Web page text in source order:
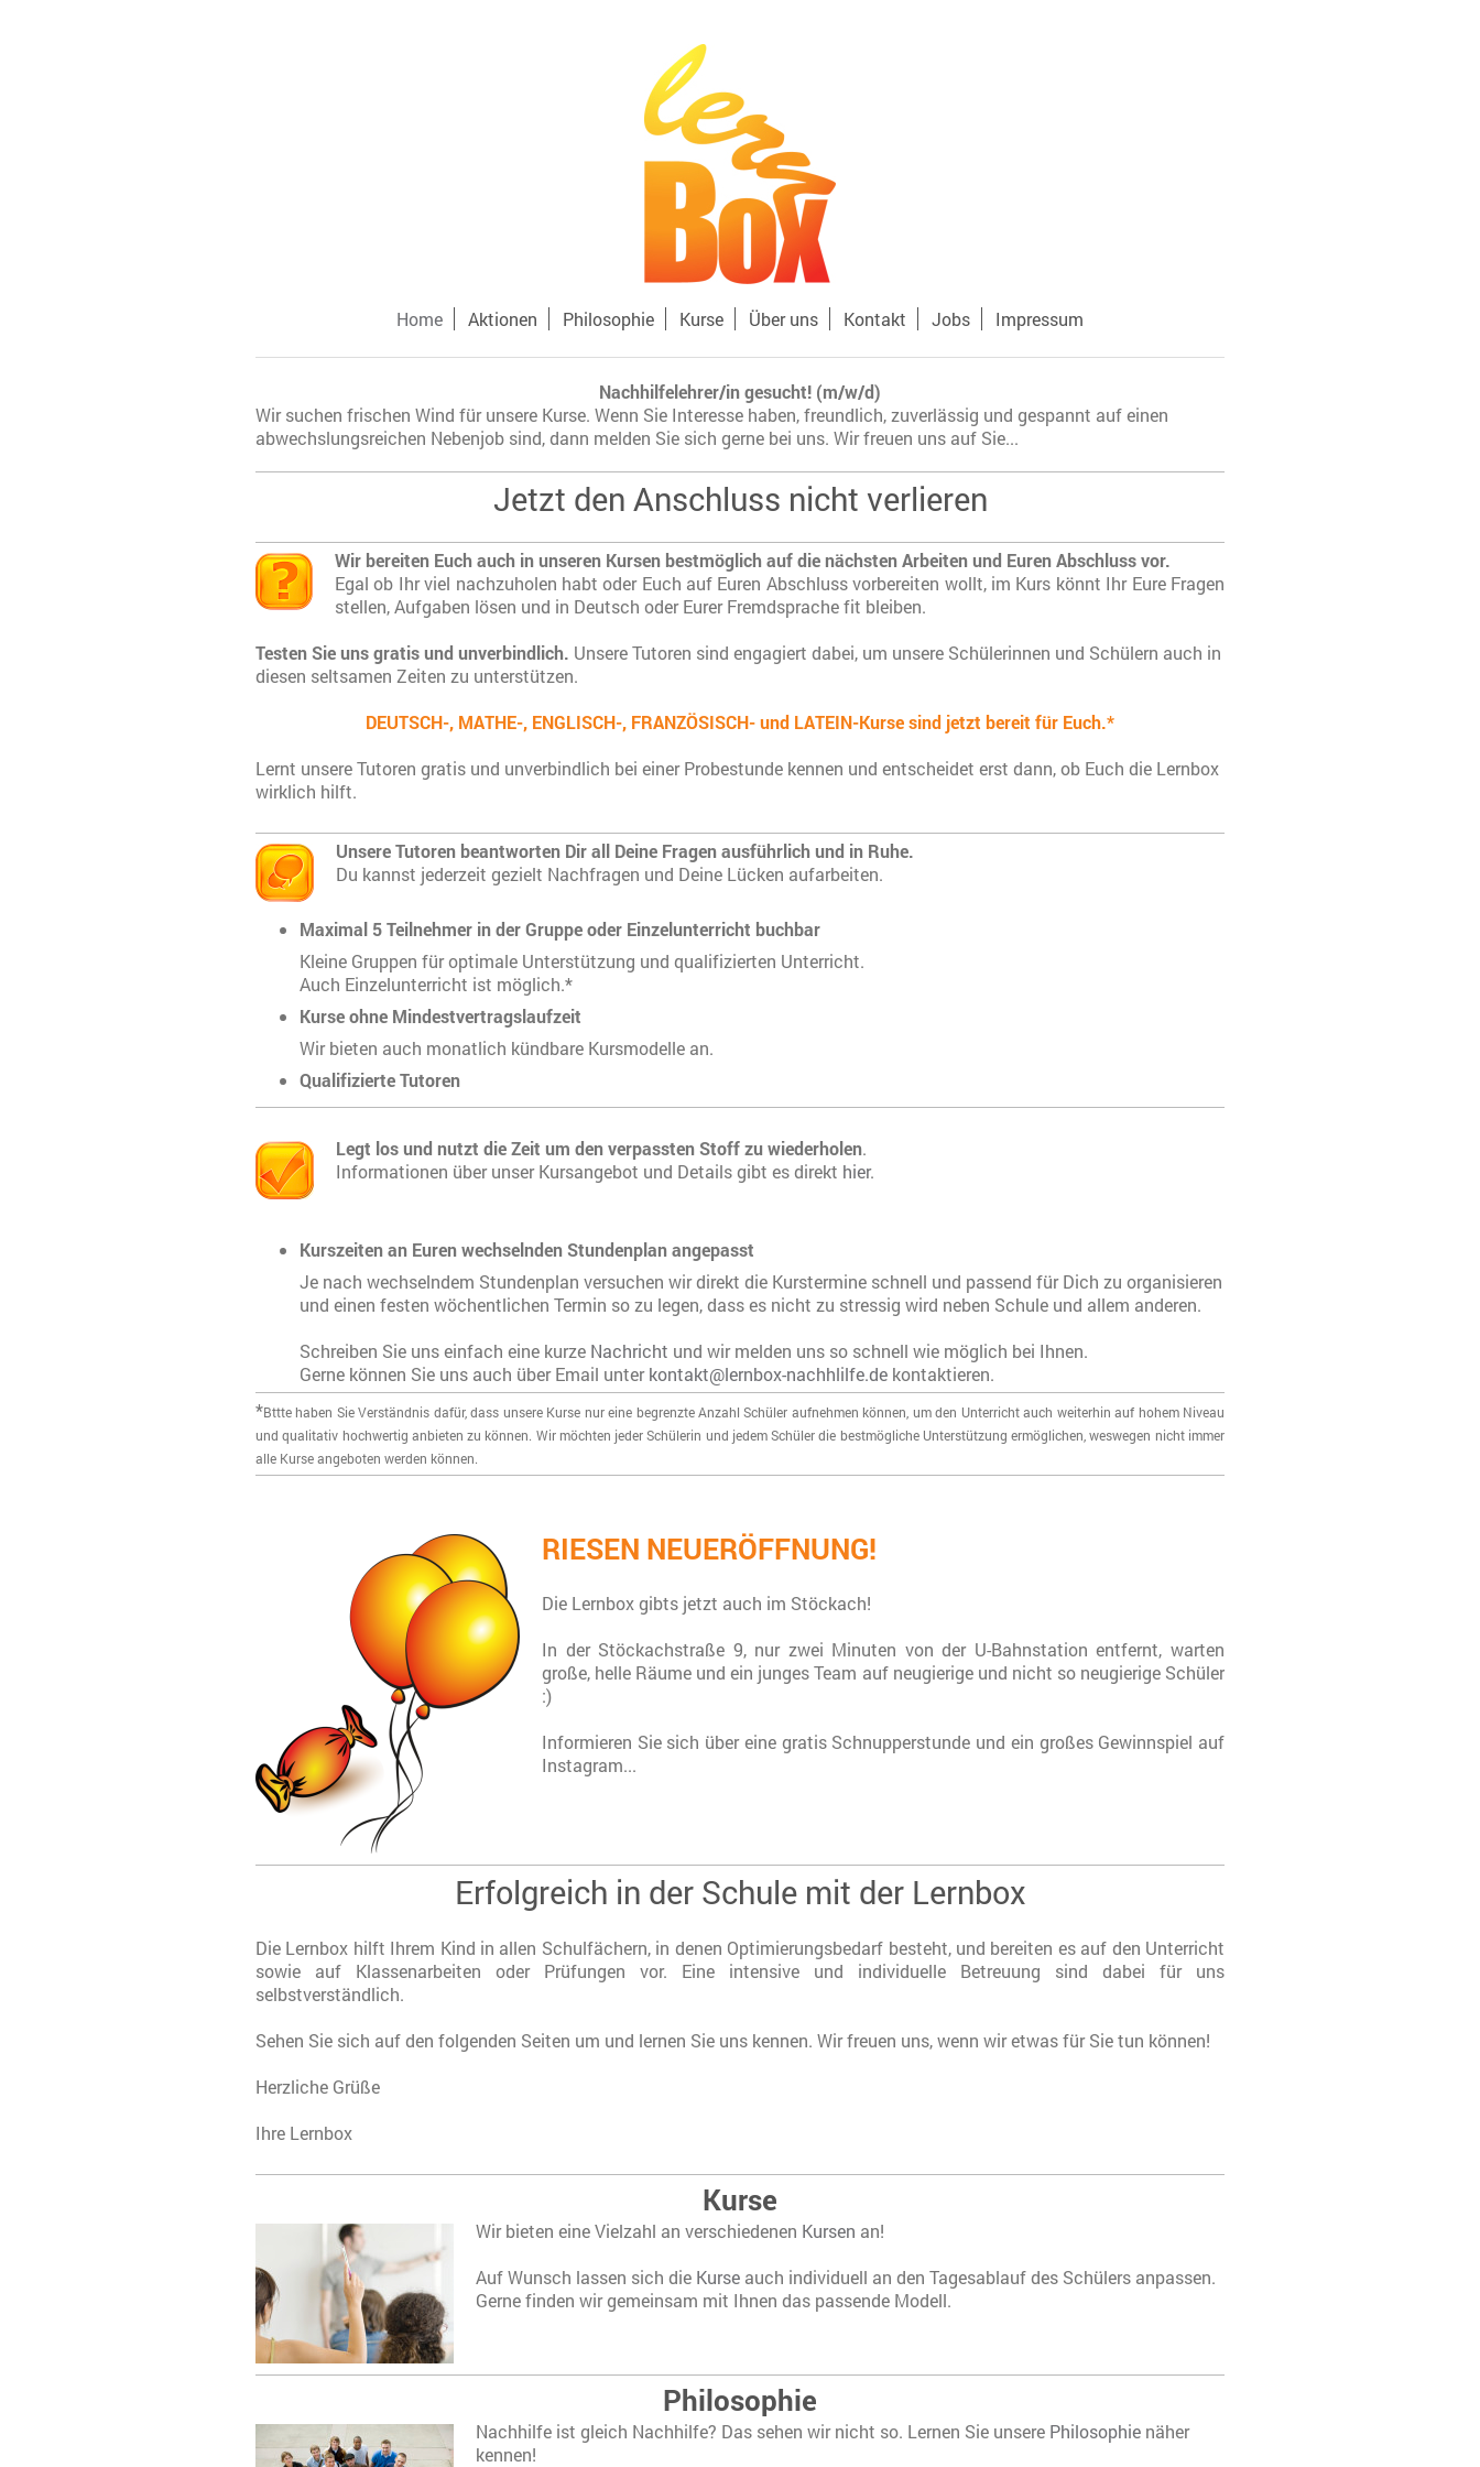
Home Aktionen Philosophie Kurse Über uns Kontakt Jobs Impressum
Nachhilfelehrer/in gesucht! (m/w/d)
Wir suchen frischen Wind für unsere Kurse. Wenn Sie Interesse haben, freundlich, zuverlässig und gespannt auf einen
abwechslungsreichen Nebenjob sind, dann melden Sie sich gerne bei uns. Wir freuen uns auf Sie...
Jetzt den Anschluss nicht verlieren
Wir bereiten Euch auch in unseren Kursen bestmöglich auf die nächsten Arbeiten und Euren Abschluss vor.
Egal ob Ihr viel nachzuholen habt oder Euch auf Euren Abschluss vorbereiten wollt, im Kurs könnt Ihr Eure Fragen
stellen, Aufgaben lösen und in Deutsch oder Eurer Fremdsprache fit bleiben.
Testen Sie uns gratis und unverbindlich. Unsere Tutoren sind engagiert dabei, um unsere Schülerinnen und Schülern auch in
diesen seltsamen Zeiten zu unterstützen.
DEUTSCH-, MATHE-, ENGLISCH-, FRANZÖSISCH- und LATEIN-Kurse sind jetzt bereit für Euch.*
Lernt unsere Tutoren gratis und unverbindlich bei einer Probestunde kennen und entscheidet erst dann, ob Euch die Lernbox
wirklich hilft.
Unsere Tutoren beantworten Dir all Deine Fragen ausführlich und in Ruhe.
Du kannst jederzeit gezielt Nachfragen und Deine Lücken aufarbeiten.
Maximal 5 Teilnehmer in der Gruppe oder Einzelunterricht buchbar
Kleine Gruppen für optimale Unterstützung und qualifizierten Unterricht.
Auch Einzelunterricht ist möglich.*
Kurse ohne Mindestvertragslaufzeit
Wir bieten auch monatlich kündbare Kursmodelle an.
Qualifizierte Tutoren
Legt los und nutzt die Zeit um den verpassten Stoff zu wiederholen.
Informationen über unser Kursangebot und Details gibt es direkt hier.
Kurszeiten an Euren wechselnden Stundenplan angepasst
​Je nach wechselndem Stundenplan versuchen wir direkt die Kurstermine schnell und passend für Dich zu organisieren
und einen festen wöchentlichen Termin so zu legen, dass es nicht zu stressig wird neben Schule und allem anderen.
Schreiben Sie uns einfach eine kurze Nachricht und wir melden uns so schnell wie möglich bei Ihnen.
Gerne können Sie uns auch über Email unterkontakt@lernbox-nachhlilfe.de kontaktieren.
*Bttte haben Sie Verständnis dafür, dass unsere Kurse nur eine begrenzte Anzahl Schüler aufnehmen können, um den Unterricht auch weiterhin auf hohem Niveau
und qualitativ hochwertig anbieten zu können. Wir möchten jeder Schülerin und jedem Schüler die bestmögliche Unterstützung ermöglichen, weswegen nicht immer
alle Kurse angeboten werden können.
RIESEN NEUERÖFFNUNG!
Die Lernbox gibts jetzt auch im Stöckach!
In der Stöckachstraße 9, nur zwei Minuten von der U-Bahnstation entfernt, warten
große, helle Räume und ein junges Team auf neugierige und nicht so neugierige Schüler
:)
Informieren Sie sich über eine gratis Schnupperstunde und ein großes Gewinnspiel auf
Instagram...
Erfolgreich in der Schule mit der Lernbox
Die Lernbox hilft Ihrem Kind in allen Schulfächern, in denen Optimierungsbedarf besteht, und bereiten es auf den Unterricht
sowie auf Klassenarbeiten oder Prüfungen vor. Eine intensive und individuelle Betreuung sind dabei für uns
selbstverständlich.
Sehen Sie sich auf den folgenden Seiten um und lernen Sie uns kennen. Wir freuen uns, wenn wir etwas für Sie tun können!
Herzliche Grüße
Ihre Lernbox
Kurse
Wir bieten eine Vielzahl an verschiedenen Kursen an!
Auf Wunsch lassen sich die Kurse auch individuell an den Tagesablauf des Schülers anpassen.
Gerne finden wir gemeinsam mit Ihnen das passende Modell.
Philosophie
Nachhilfe ist gleich Nachhilfe? Das sehen wir nicht so. Lernen Sie unsere Philosophie näher
kennen!